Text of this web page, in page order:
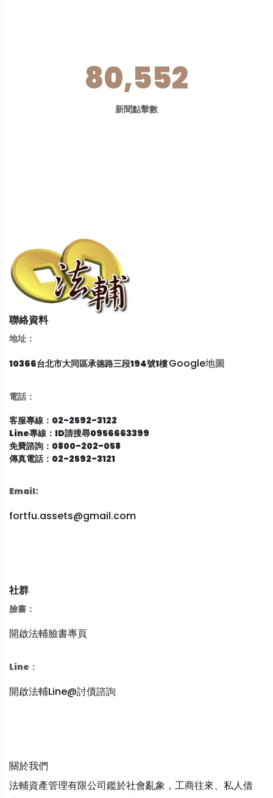
80,552
新聞點擊數
聯絡資料
地址：
10366台北市大同區承德路三段194號1樓Google地圖
電話：
客服專線：02-2592-3122
Line專線：ID請搜尋0956663399
免費諮詢：0800-202-058
傳真電話：02-2592-3121
Email:
fortfu.assets@gmail.com
社群
臉書：
開啟法輔臉書專頁
Line：
開啟法輔Line@討債諮詢
關於我們
法輔資產管理有限公司鑑於社會亂象，工商往來、私人借